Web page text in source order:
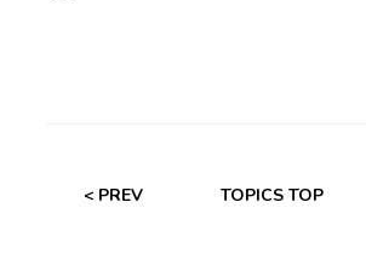
< PREV TOPICS TOP